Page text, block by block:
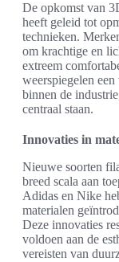
De opkomst van
heeft geleid tot
technieken.
om krachtige en
extreem
weerspiegelen
binnen de
centraal staan.
Innovaties in
Nieuwe soorten
breed scala aan
Adidas en Nike
materialen
Deze innovaties
voldoen aan de
vereisten van